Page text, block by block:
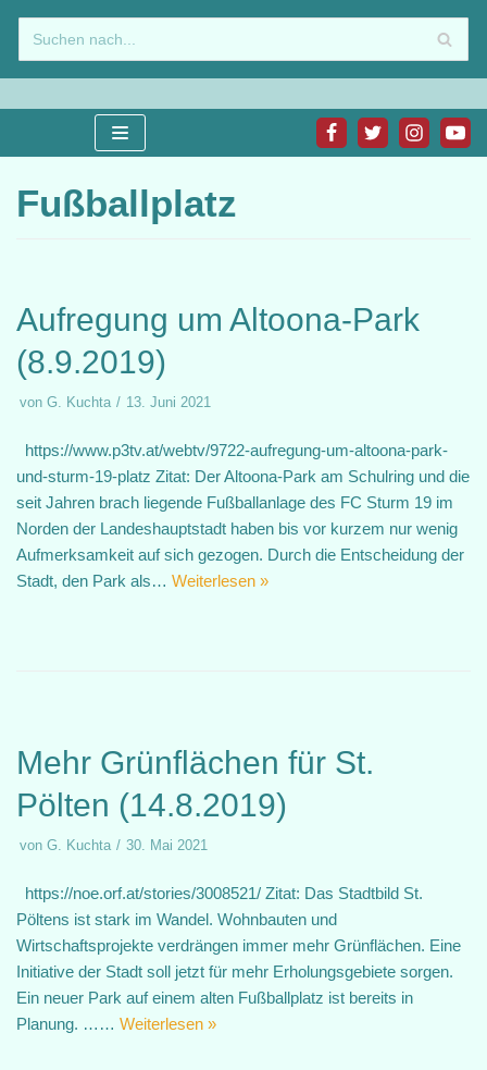
Zum
Inhalt
springen
Fußballplatz
Aufregung um Altoona-Park
(8.9.2019)
von G. Kuchta 13. Juni 2021
https://www.p3tv.at/webtv/9722-aufregung-um-altoona-park-
und-sturm-19-platz Zitat: Der Altoona-Park am Schulring und die
seit Jahren brach liegende Fußballanlage des FC Sturm 19 im
Norden der Landeshauptstadt haben bis vor kurzem nur wenig
Aufmerksamkeit auf sich gezogen. Durch die Entscheidung der
Stadt, den Park als… Weiterlesen »
Mehr Grünflächen für St.
Pölten (14.8.2019)
von G. Kuchta 30. Mai 2021
https://noe.orf.at/stories/3008521/ Zitat: Das Stadtbild St.
Pöltens ist stark im Wandel. Wohnbauten und
Wirtschaftsprojekte verdrängen immer mehr Grünflächen. Eine
Initiative der Stadt soll jetzt für mehr Erholungsgebiete sorgen.
Ein neuer Park auf einem alten Fußballplatz ist bereits in
Planung. …… Weiterlesen »